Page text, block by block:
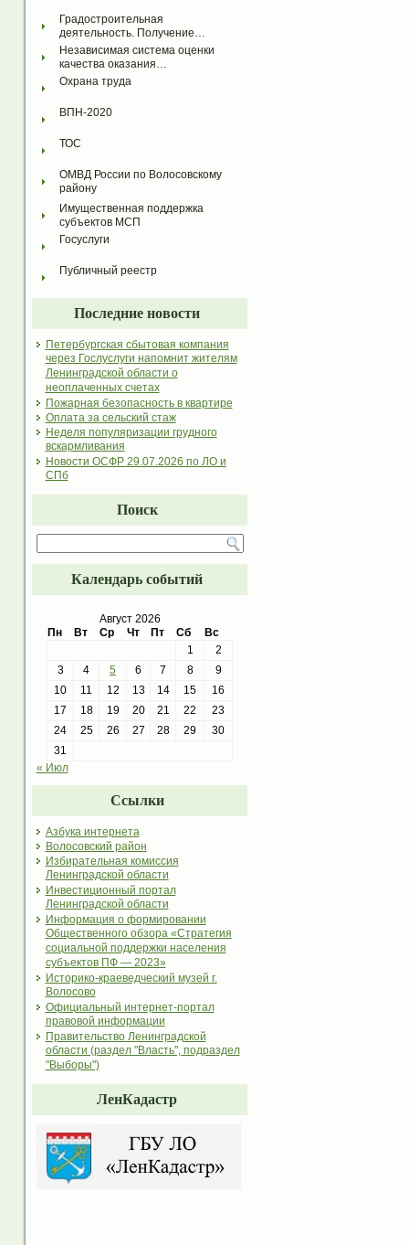
Градостроительная
деятельность. Получение…
Независимая система оценки
качества оказания…
Охрана труда
ВПН-2020
ТОС
ОМВД России по Волосовскому
району
Имущественная поддержка
субъектов МСП
Госуслуги
Публичный реестр
Последние новости
Петербургская сбытовая компания
через Гослуслуги напомнит жителям
Ленинградской области о
неоплаченных счетах
Пожарная безопасность в квартире
Оплата за сельский стаж
Неделя популяризации грудного
вскармливания
Новости ОСФР 29.07.2026 по ЛО и
СПб
Поиск
Календарь событий
Август 2026
Пн
Вт Ср Чт Пт Сб
Вс
1
2
3
4 5 6 7 8
9
10
11 12 13 14 15
16
17
18 19 20 21 22
23
24
25 26 27 28 29
30
31
« Июл
Ссылки
Азбука интернета
Волосовский район
Избирательная комиссия
Ленинградской области
Инвестиционный портал
Ленинградской области
Информация о формировании
Общественного обзора «Стратегия
социальной поддержки населения
субъектов ПФ — 2023»
Историко-краеведческий музей г.
Волосово
Официальный интернет-портал
правовой информации
Правительство Ленинградской
области (раздел "Власть", подраздел
"Выборы")
ЛенКадастр